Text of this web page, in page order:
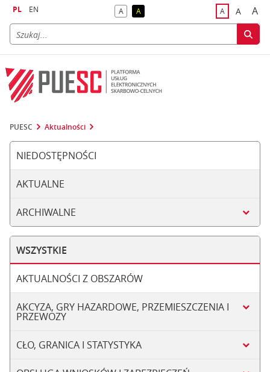
PL EN Akontrast domyślny
Akontrast żółty tekst na czarnym tle
Adomyślna
A A
PUESC Aktualności
NIEDOSTĘPNOŚCI
AKTUALNE
ARCHIWALNE
WSZYSTKIE
AKTUALNOŚCI Z OBSZARÓW
AKCYZA, GRY HAZARDOWE, PRZEMIESZCZENIA I
PRZEWOZY
CŁO, GRANICA I STATYSTYKA